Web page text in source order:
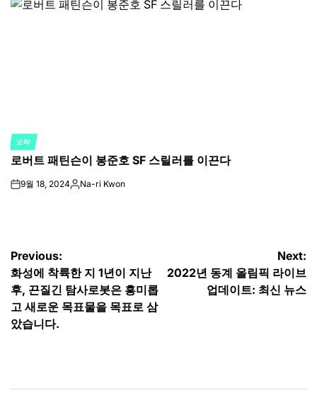
POSTED
IN
오락
로버트 패틴슨이 봉준호 SF 스릴러를 이끈다
on9월 18, 2024Posted
Na-ri Kwon
글
탐
색
Previous:
화성에 착륙한 지 1년이 지난
후, 끈질긴 탐사로봇은 흥미롭
고 새로운 목표물을 목표로 삼
았습니다.
Next:
2022년 동계 올림픽 라이브
업데이트: 최신 뉴스